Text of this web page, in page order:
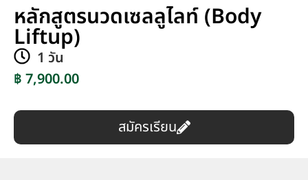
หลักสูตรนวดเซลลูไลท์ (Body
Liftup)
1 วัน
฿ 7,900.00
สมัครเรียน